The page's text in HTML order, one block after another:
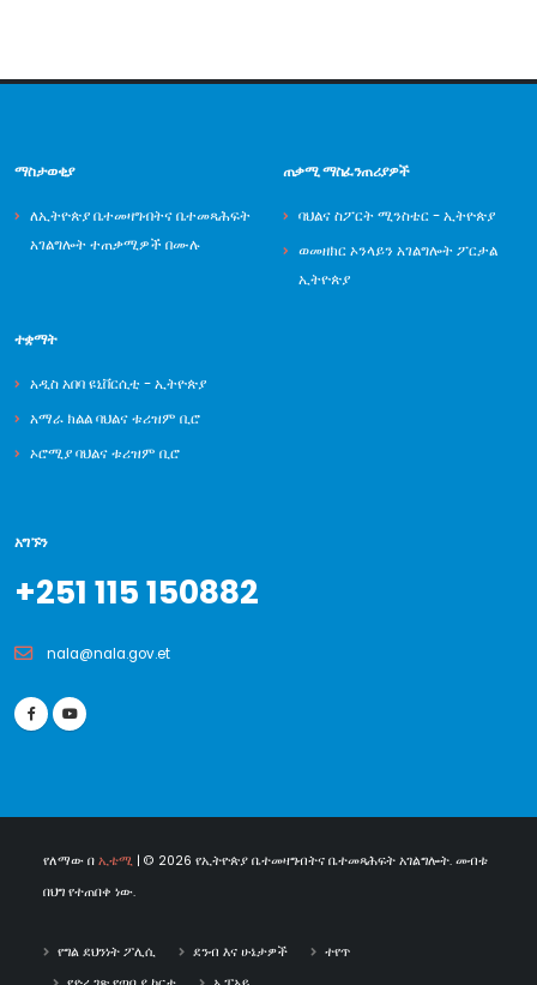
ማስታወቂያ
ለኢትዮጵያ ቤተመዛግብትና ቤተመጻሕፍት
አገልግሎት ተጠቃሚዎች በሙሉ
ጠቃሚ ማስፈንጠሪያዎች
ባህልና ስፖርት ሚንስቴር - ኢትዮጵያ
ወመዘክር ኦንላይን አገልግሎት ፖርታል
ኢትዮጵያ
ተቋማት
አዲስ አበባ ዩኒቨርሲቲ - ኢትዮጵያ
አማራ ክልል ባህልና ቱሪዝም ቢሮ
ኦሮሚያ ባህልና ቱሪዝም ቢሮ
አግኙን
+251 115 150882
nala@nala.gov.et
የለማው በ ኢቴሚ | © 2026 የኢትዮጵያ ቤተመዛግብትና ቤተመጻሕፍት አገልግሎት. መብቱ
በህግ የተጠበቀ ነው.
የግል ደህንነት ፖሊሲ ደንብ እና ሁኔታዎች
ተየጥ